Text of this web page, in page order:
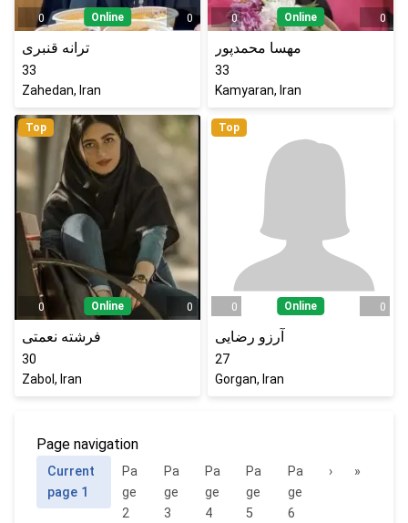
0 Online 0
ترانه قنبری
33
Zahedan, Iran
0 Online 0
مهسا محمدپور
33
Kamyaran, Iran
Top
0 Online 0
فرشته نعمتی
30
Zabol, Iran
Top
0 Online 0
آرزو رضایی
27
Gorgan, Iran
Page navigation
Current
page 1
Pa
ge
2
Pa
ge
3
Pa
ge
4
Pa
ge
5
Pa
ge
6
› »